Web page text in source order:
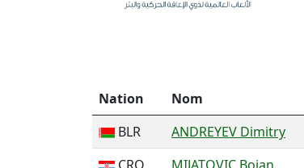
Nation Nom
BLR
ANDREYEV Dimitry